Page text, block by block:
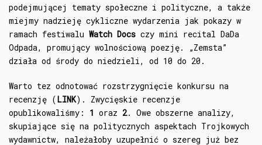
podejmującej tematy społeczne i polityczne, a także
miejmy nadzieję cykliczne wydarzenia jak pokazy w
ramach festiwalu Watch Docs czy mini recital DaDa
Odpada, promujący wolnościową poezję. „Zemsta”
działa od środy do niedzieli, od 10 do 20.
Warto tez odnotować rozstrzygnięcie konkursu na
recenzję (LINK). Zwycięskie recenzje
opublikowaliśmy: 1 oraz 2. Owe obszerne analizy,
skupiające się na politycznych aspektach Trojkowych
wydawnictw, należałoby uzupełnić o szereg już bez